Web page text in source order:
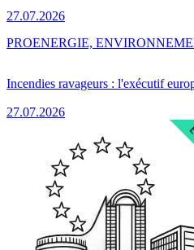
27.07.2026
Incendies ravageurs : l'exécutif
27.07.2026
PROENERGIE,